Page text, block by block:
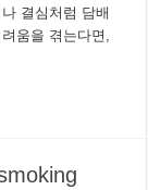
결심처럼 담배
움을 겪는다면,